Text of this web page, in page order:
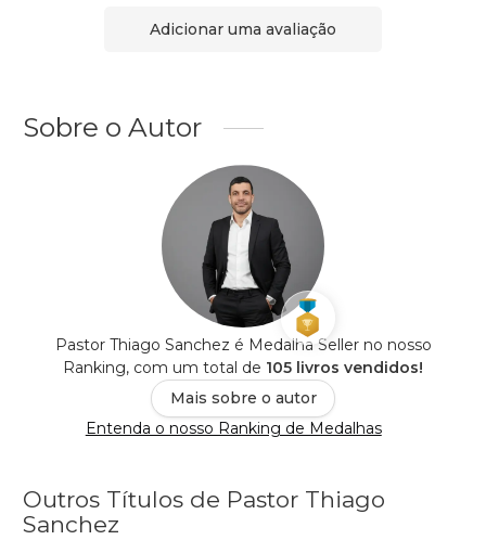
Adicionar uma avaliação
Sobre o Autor
Pastor Thiago Sanchez é Medalha Seller no nosso
Ranking, com um total de 105 livros vendidos!
Mais sobre o autor
Entenda o nosso Ranking de Medalhas
Outros Títulos de Pastor Thiago
Sanchez